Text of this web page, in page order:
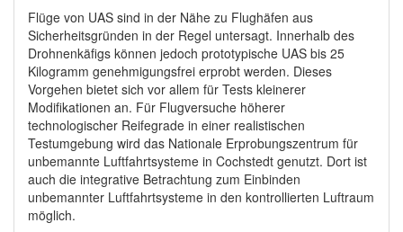
Flüge von UAS sind in der Nähe zu Flughäfen aus
Sicherheitsgründen in der Regel untersagt. Innerhalb des
Drohnenkäfigs können jedoch prototypische UAS bis 25
Kilogramm genehmigungsfrei erprobt werden. Dieses
Vorgehen bietet sich vor allem für Tests kleinerer
Modifikationen an. Für Flugversuche höherer
technologischer Reifegrade in einer realistischen
Testumgebung wird das Nationale Erprobungszentrum für
unbemannte Luftfahrtsysteme in Cochstedt genutzt. Dort ist
auch die integrative Betrachtung zum Einbinden
unbemannter Luftfahrtsysteme in den kontrollierten Luftraum
möglich.